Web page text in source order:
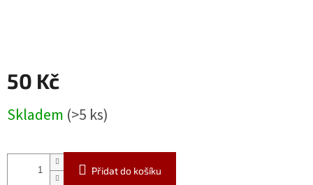
50 Kč
cena:
Skladem (>5 ks)
Přidat do košíku